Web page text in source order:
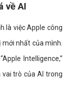
về AI
là việc Apple công
nhất của mình.
Intelligence,”
trò của AI trong